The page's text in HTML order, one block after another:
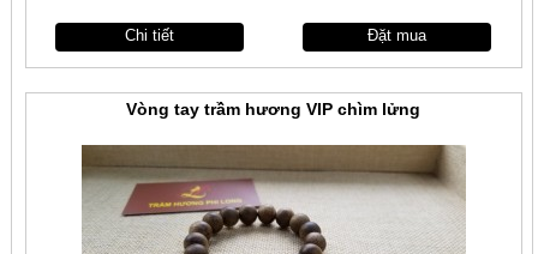
Chi tiết Đặt mua
Vòng tay trầm hương VIP chìm lửng